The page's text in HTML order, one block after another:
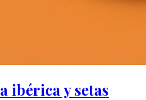
ibérica y setas